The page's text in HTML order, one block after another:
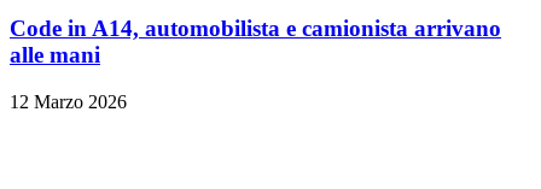
Code in A14, automobilista e camionista arrivano
alle mani
12 Marzo 2026